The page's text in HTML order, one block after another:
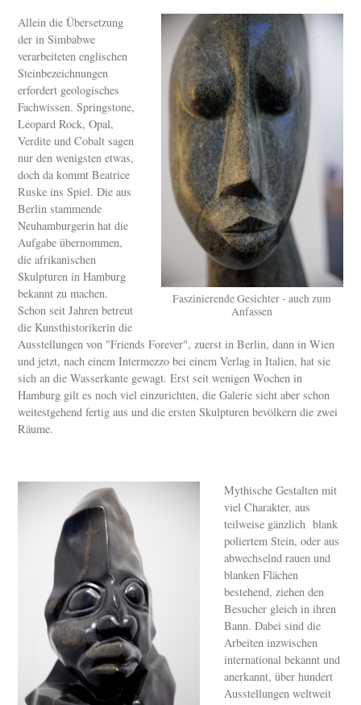
Faszinierende Gesichter - auch zum
Anfassen
Allein die Übersetzung
der in Simbabwe
verarbeiteten englischen
Steinbezeichnungen
erfordert geologisches
Fachwissen. Springstone,
Leopard Rock, Opal,
Verdite und Cobalt sagen
nur den wenigsten etwas,
doch da kommt Beatrice
Ruske ins Spiel. Die aus
Berlin stammende
Neuhamburgerin hat die
Aufgabe übernommen,
die afrikanischen
Skulpturen in Hamburg
bekannt zu machen.
Schon seit Jahren betreut
die Kunsthistorikerin die
Ausstellungen von "Friends Forever", zuerst in Berlin, dann in Wien
und jetzt, nach einem Intermezzo bei einem Verlag in Italien, hat sie
sich an die Wasserkante gewagt. Erst seit wenigen Wochen in
Hamburg gilt es noch viel einzurichten, die Galerie sieht aber schon
weitestgehend fertig aus und die ersten Skulpturen bevölkern die zwei
Räume.
Mythische Gestalten mit
viel Charakter, aus
teilweise gänzlich blank
poliertem Stein, oder aus
abwechselnd rauen und
blanken Flächen
bestehend, ziehen den
Besucher gleich in ihren
Bann. Dabei sind die
Arbeiten inzwischen
international bekannt und
anerkannt, über hundert
Ausstellungen weltweit